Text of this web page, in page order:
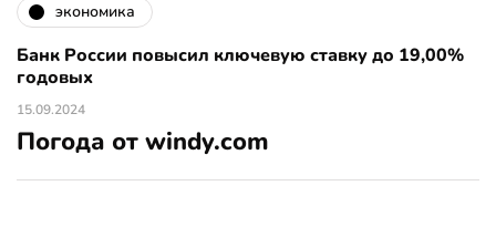
экономика
Банк России повысил ключевую ставку до 19,00%
годовых
15.09.2024
Погода от windy.com